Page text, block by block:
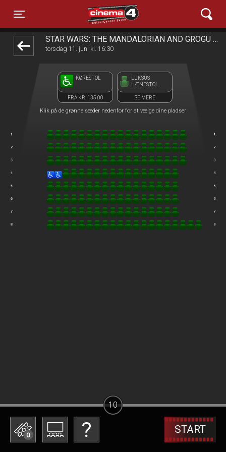
Toggle navigation
Cinema4
STAR WARS: THE MANDALORIAN AND GROGU 2D - (17/6 SIDSTE DAG)
torsdag 11. juni kl. 16:30
KØRESTOL
FRA KR. 135,00
LUKSUS
LÆNESTOL
SE MERE
Klik på de grønne sæder nedenfor for at vælge dine pladser
0 START
10
1step-front02 102919